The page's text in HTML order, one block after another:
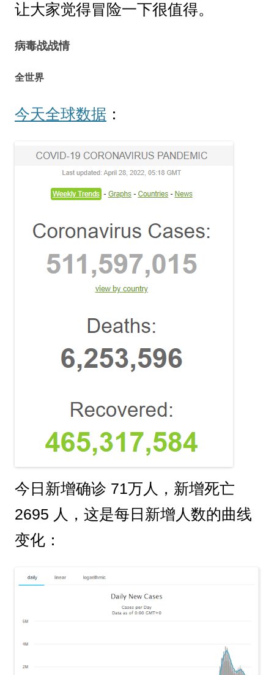
让大家觉得冒险一下很值得。
病毒战战情
全世界
今天全球数据 ：
今日新增确诊 71万人，新增死亡
2695 人，这是每日新增人数的曲线
变化：